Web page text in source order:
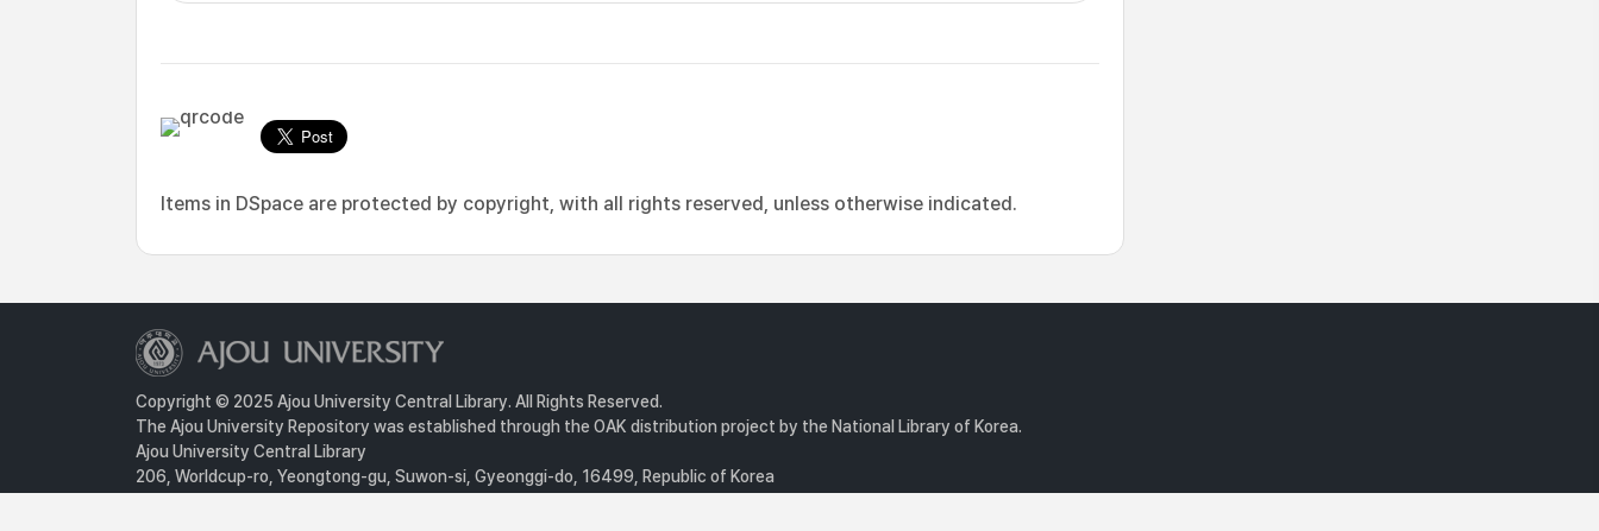
Items in DSpace are protected by copyright, with all rights reserved, unless otherwise indicated.
Copyright © 2025 Ajou University Central Library. All Rights Reserved.
The Ajou University Repository was established through the OAK distribution project by the National Library of Korea.
Ajou University Central Library
206, Worldcup-ro, Yeongtong-gu, Suwon-si, Gyeonggi-do, 16499, Republic of Korea